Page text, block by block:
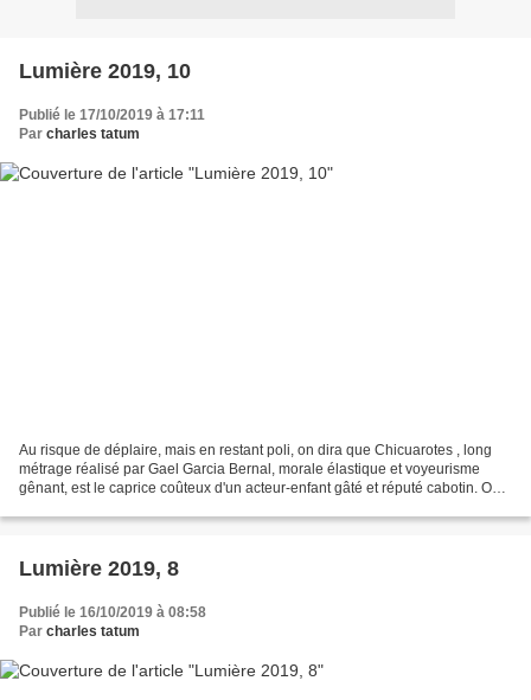
Lumière 2019, 10
Publié le 17/10/2019 à 17:11
Par charles tatum
Au risque de déplaire, mais en restant poli, on dira que Chicuarotes , long
métrage réalisé par Gael Garcia Bernal, morale élastique et voyeurisme
gênant, est le caprice coûteux d'un acteur-enfant gâté et réputé cabotin. Ou
Lumière 2019, 8
Publié le 16/10/2019 à 08:58
Par charles tatum